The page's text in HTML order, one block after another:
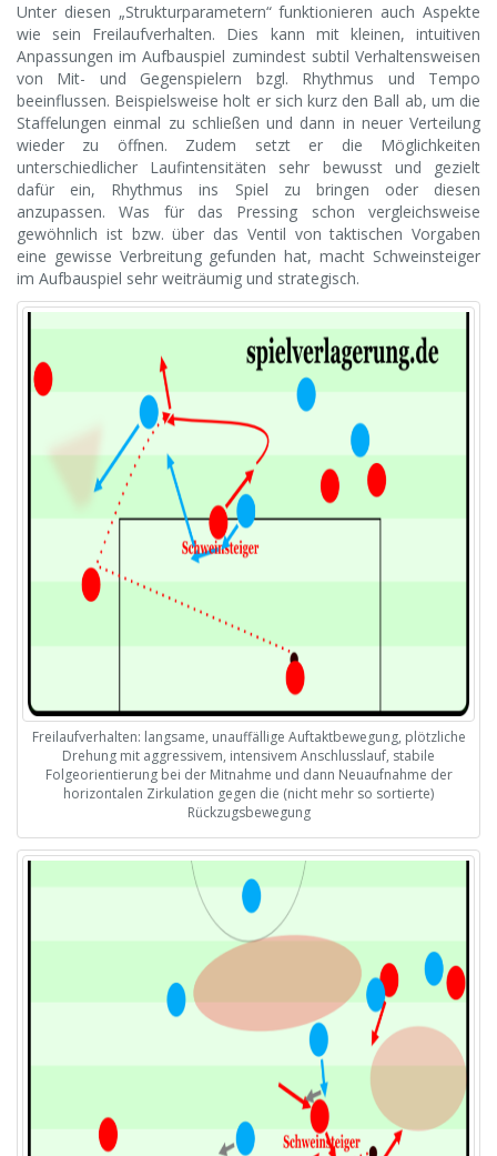
Unter diesen „Strukturparametern“ funktionieren auch Aspekte
wie sein Freilaufverhalten. Dies kann mit kleinen, intuitiven
Anpassungen im Aufbauspiel zumindest subtil Verhaltensweisen
von Mit- und Gegenspielern bzgl. Rhythmus und Tempo
beeinflussen. Beispielsweise holt er sich kurz den Ball ab, um die
Staffelungen einmal zu schließen und dann in neuer Verteilung
wieder zu öffnen. Zudem setzt er die Möglichkeiten
unterschiedlicher Laufintensitäten sehr bewusst und gezielt
dafür ein, Rhythmus ins Spiel zu bringen oder diesen
anzupassen. Was für das Pressing schon vergleichsweise
gewöhnlich ist bzw. über das Ventil von taktischen Vorgaben
eine gewisse Verbreitung gefunden hat, macht Schweinsteiger
im Aufbauspiel sehr weiträumig und strategisch.
Freilaufverhalten: langsame, unauffällige Auftaktbewegung, plötzliche
Drehung mit aggressivem, intensivem Anschlusslauf, stabile
Folgeorientierung bei der Mitnahme und dann Neuaufnahme der
horizontalen Zirkulation gegen die (nicht mehr so sortierte)
Rückzugsbewegung